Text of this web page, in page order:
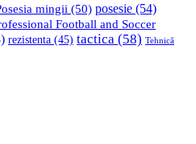
mingii (50) posesie (54)
Football and Soccer
rezistenta (45) tactica (58) Tehnică